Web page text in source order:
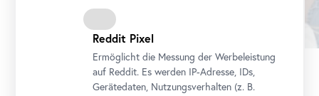
Führung •
Oberes Belvedere
Schau!
Reddit Pixel
Ermöglicht die Messung der Werbeleistung
auf Reddit. Es werden IP-Adresse, IDs,
Gerätedaten, Nutzungsverhalten (z. B.